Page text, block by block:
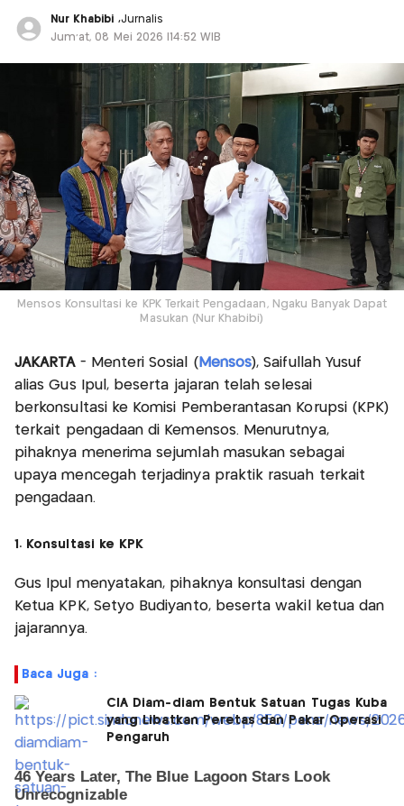
Nur Khabibi ,Jurnalis
Jum'at, 08 Mei 2026 |14:52 WIB
Mensos Konsultasi ke KPK Terkait Pengadaan, Ngaku Banyak Dapat
Masukan (Nur Khabibi)
JAKARTA- Menteri Sosial ( Mensos), Saifullah Yusuf
alias Gus Ipul, beserta jajaran telah selesai
berkonsultasi ke Komisi Pemberantasan Korupsi (KPK)
terkait pengadaan di Kemensos. Menurutnya,
pihaknya menerima sejumlah masukan sebagai
upaya mencegah terjadinya praktik rasuah terkait
pengadaan.
1. Konsultasi ke KPK
Gus Ipul menyatakan, pihaknya konsultasi dengan
Ketua KPK, Setyo Budiyanto, beserta wakil ketua dan
jajarannya.
Baca Juga :
CIA Diam-diam Bentuk Satuan Tugas Kuba
yang Libatkan Peretas dan Pakar Operasi
Pengaruh